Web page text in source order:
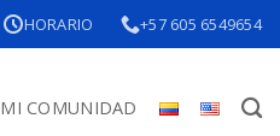
HORARIO +57 605 6549654
MI COMUNIDAD